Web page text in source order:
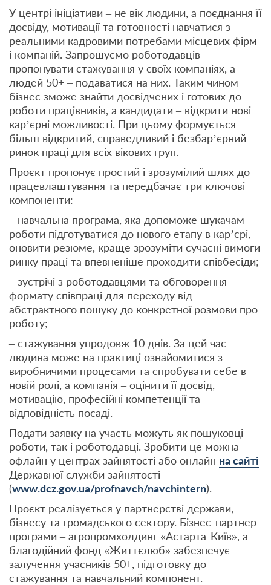
У центрі ініціативи – не вік людини, а поєднання її
досвіду, мотивації та готовності навчатися з
реальними кадровими потребами місцевих фірм
і компаній. Запрошуємо роботодавців
пропонувати стажування у своїх компаніях, а
людей 50+ – подаватися на них. Таким чином
бізнес зможе знайти досвідчених і готових до
роботи працівників, а кандидати – відкрити нові
кар’єрні можливості. При цьому формується
більш відкритий, справедливий і безбар’єрний
ринок праці для всіх вікових груп.
Проєкт пропонує простий і зрозумілий шлях до
працевлаштування та передбачає три ключові
компоненти:
– навчальна програма, яка допоможе шукачам
роботи підготуватися до нового етапу в кар’єрі,
оновити резюме, краще зрозуміти сучасні вимоги
ринку праці та впевненіше проходити співбесіди;
– зустрічі з роботодавцями та обговорення
формату співпраці для переходу від
абстрактного пошуку до конкретної розмови про
роботу;
– стажування упродовж 10 днів. За цей час
людина може на практиці ознайомитися з
виробничими процесами та спробувати себе в
новій ролі, а компанія – оцінити її досвід,
мотивацію, професійні компетенції та
відповідність посаді.
Подати заявку на участь можуть як пошуковці
роботи, так і роботодавці. Зробити це можна
офлайн у центрах зайнятості або онлайн на сайті
Державної служби зайнятості
(www.dcz.gov.ua/profnavch/navchintern).
Проєкт реалізується у партнерстві держави,
бізнесу та громадського сектору. Бізнес-партнер
програми – агропромхолдинг «Астарта-Київ», а
благодійний фонд «Життєлюб» забезпечує
залучення учасників 50+, підготовку до
стажування та навчальний компонент.